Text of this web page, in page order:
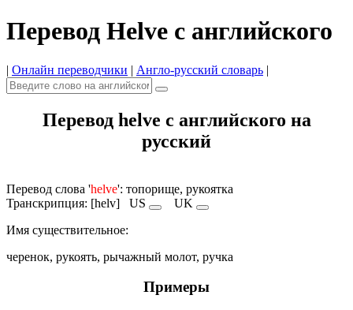
Перевод Helve с английского
| Онлайн переводчики | Англо-русский словарь |
Перевод helve с английского на
русский
Перевод слова 'helve': топорище, рукоятка
Транскрипция: [helv] US
UK
Имя cуществительное:
черенок, рукоять, рычажный молот, ручка
Примеры